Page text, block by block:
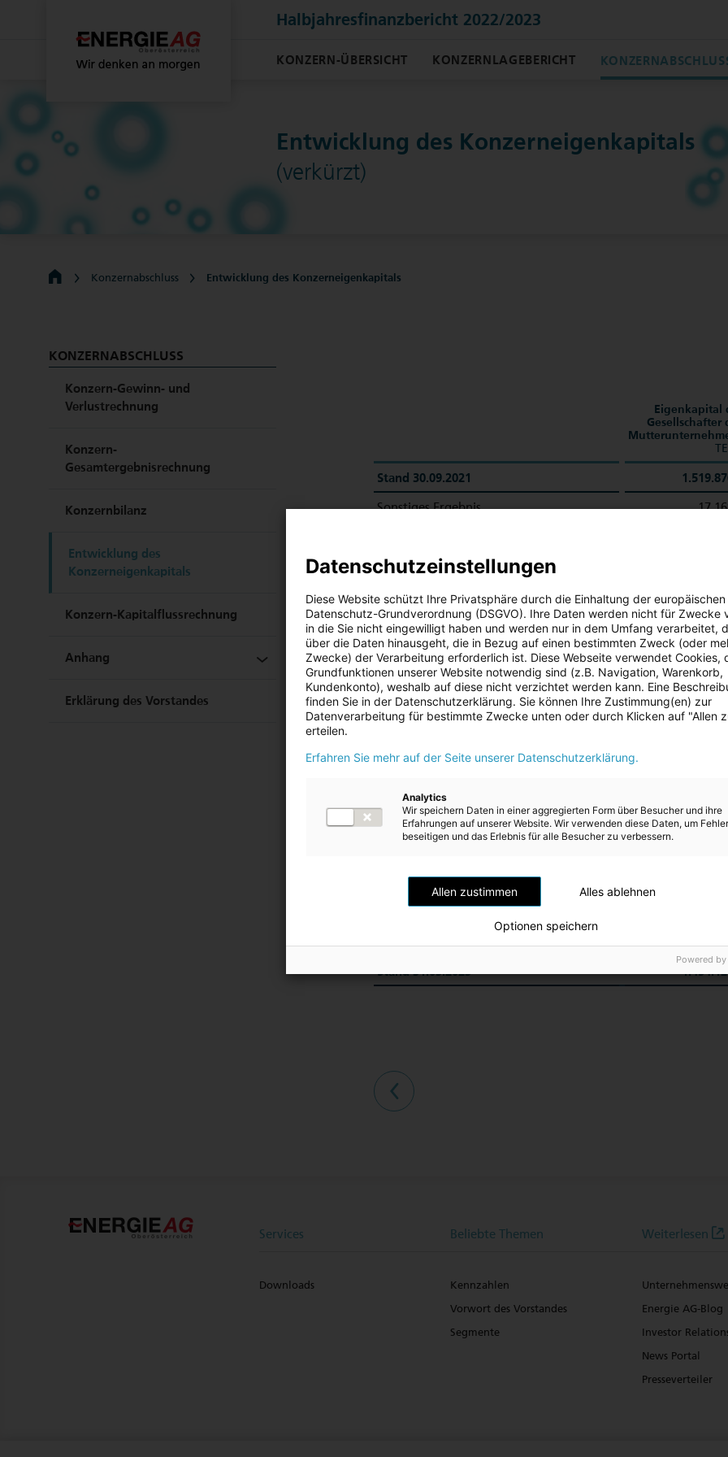
Halbjahresfinanzbericht 2022/2023
KONZERN-ÜBERSICHT KONZERNLAGEBERICHT
Entwicklung des Konzern­eigenkapitals
(verkürzt)
Konzernabschluss Entwicklung des Konzerneigenkapitals
KONZERNABSCHLUSS
Konzern-Gewinn- und
Verlustrechnung
Konzern-
Gesamtergebnisrechnung
Konzernbilanz
Entwicklung des
Konzerneigenkapitals
Konzern-Kapitalflussrechnung
Anhang
1. Allgemeine Angaben
Erklärung des Vorstandes
Eigenkapital
Gesellschafter
Stand 30.09.2021
Sonstiges Ergebnis
Gesamtergebnis
Dividendenausschüttung
-
Änderung Konsolidierungskreis
-
Eigene Anteile
-
Transaktionen mit Anteilseignern
-
Stand 31.03.2022
Sonstiges Ergebnis
Konzernergebnis
Dividendenausschüttung
Transaktionen mit Anteilseignern
-
Stand 31.03.2023
Services
Downloads
Beliebte Themen
Kennzahlen
Vorwort des Vorstandes
Segmente
Weiterlesen
Energie AG-Blog
Investor
News Portal
Presseverteiler
Datenschutzeinstellungen
Diese Website schützt Ihre Privatsphäre durch die Einhaltung der europäischen
Datenschutz-Grundverordnung (DSGVO). Ihre Daten werden nicht für Zwecke
in die Sie nicht eingewilligt haben und werden nur in dem Umfang verarbeitet,
über die Daten hinausgeht, die in Bezug auf einen bestimmten Zweck (oder
Zwecke) der Verarbeitung erforderlich ist. Diese Webseite verwendet Cookies,
Grundfunktionen unserer Website notwendig sind (z.B. Navigation, Warenkorb,
Kundenkonto), weshalb auf diese nicht verzichtet werden kann. Eine
finden Sie in der Datenschutzerklärung. Sie können Ihre Zustimmung(en) zur
Datenverarbeitung für bestimmte Zwecke unten oder durch Klicken auf "Allen
erteilen.
Erfahren Sie mehr auf der Seite unserer Datenschutzerklärung.
Analytics
Wir speichern Daten in einer aggregierten Form über Besucher und ihre
Erfahrungen auf unserer Website. Wir verwenden diese Daten, um
beseitigen und das Erlebnis für alle Besucher zu verbessern.
Allen zustimmen Alles ablehnen
Optionen speichern
Powered by